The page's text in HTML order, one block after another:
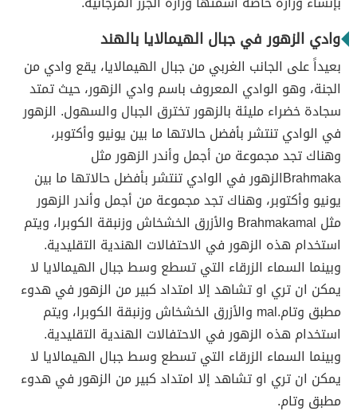
وادي الزهور في جبال الهيمالايا بالهند
بعيداً على الجانب الغربي من جبال الهيمالايا، يقع وادي من
الجنة، وهو الوادي المعروف باسم وادي الزهور، حيث تمتد
سجادة خضراء مليئة بالزهور تخترق الجبال والسهول. الزهور
في الوادي تنتشر بأفضل حالاتها ما بين يونيو وأكتوبر،
وهناك تجد مجموعة من أجمل وأندر الزهور مثل
Brahmakaالزهور في الوادي تنتشر بأفضل حالاتها ما بين
يونيو وأكتوبر، وهناك تجد مجموعة من أجمل وأندر الزهور
مثل Brahmakamal والأزرق الخشخاش وزنبقة الكوبرا، ويتم
استخدام هذه الزهور في الاحتفالات الهندية التقليدية.
وبينما السماء الزرقاء التي تسطع وسط جبال الهيمالايا لا
يمكن ان تري او تشاهد إلا امتداد كبير من الزهور في هدوء
مطبق وتام.mal والأزرق الخشخاش وزنبقة الكوبرا، ويتم
استخدام هذه الزهور في الاحتفالات الهندية التقليدية.
وبينما السماء الزرقاء التي تسطع وسط جبال الهيمالايا لا
يمكن ان تري او تشاهد إلا امتداد كبير من الزهور في هدوء
مطبق وتام.